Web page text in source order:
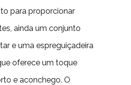
para proporcionar
ainda um conjunto
e uma espreguiçadeira
oferece um toque
e aconchego. O